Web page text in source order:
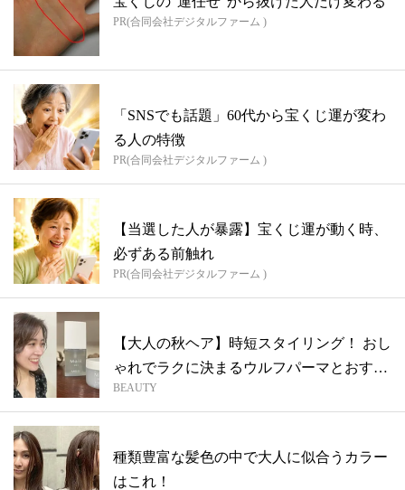
PR(合同会社デジタルファーム )
「SNSでも話題」60代から宝くじ運が変わ
る人の特徴
PR(合同会社デジタルファーム )
【当選した人が暴露】宝くじ運が動く時、
必ずある前触れ
PR(合同会社デジタルファーム )
【大人の秋ヘア】時短スタイリング！ おし
ゃれでラクに決まるウルフパーマとおすす
め...
BEAUTY
種類豊富な髪色の中で大人に似合うカラー
はこれ！